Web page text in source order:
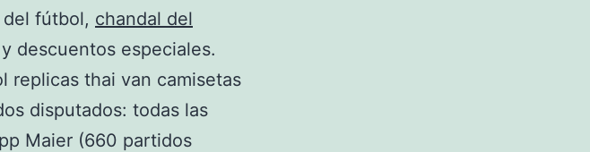
fútbol, chandal del
descuentos especiales.
replicas thai van camisetas
disputados: todas las
Maier (660 partidos